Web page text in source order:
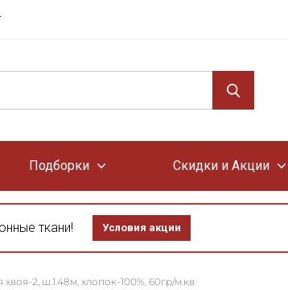
Подборки Скидки и Акции
ткани! Условия акции
хвоя-2, ш.1.48м, хлопок-100%, 60гр/м.кв